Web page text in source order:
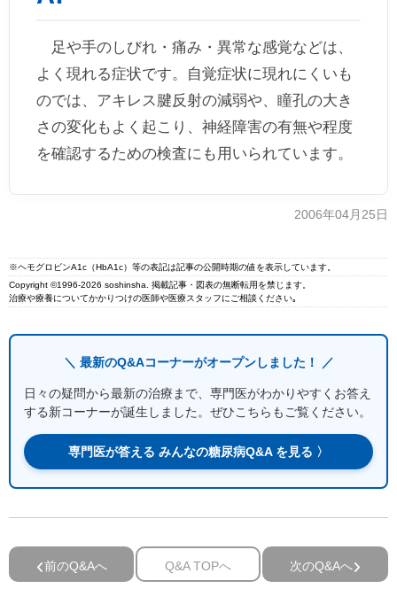
インスリンポンプ
血糖トレンド
グリコアルブミン
足や手のしびれ・痛み・異常な感覚などは、
よく現れる症状です。自覚症状に現れにくいも
のでは、アキレス腱反射の減弱や、瞳孔の大き
さの変化もよく起こり、神経障害の有無や程度
を確認するための検査にも用いられています。
2006年04月25日
※ヘモグロビンA1c（HbA1c）等の表記は記事の公開時期の値を表示しています。
Copyright ©1996-2026 soshinsha. 掲載記事・図表の無断転用を禁じます。
治療や療養についてかかりつけの医師や医療スタッフにご相談ください｡
＼ 最新のQ&Aコーナーがオープンしました！ ／
日々の疑問から最新の治療まで、専門医がわかりやすくお答え
する新コーナーが誕生しました。ぜひこちらもご覧ください。
専門医が答える みんなの糖尿病Q&A を見る 〉
前のQ&Aへ Q&A TOPへ 次のQ&Aへ